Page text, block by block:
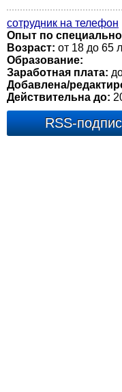
сотрудник на телефон
Опыт по
Возраст: от 18 до 65
Образование:
Заработная плата:
Добавлена/
Действительна до:
RSS-